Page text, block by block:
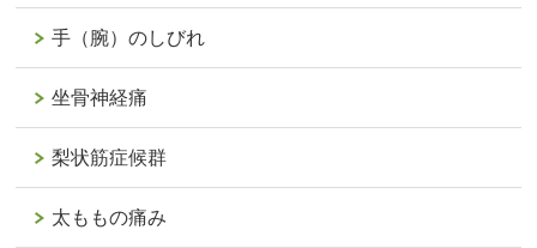
手（腕）のしびれ
坐骨神経痛
梨状筋症候群
太ももの痛み